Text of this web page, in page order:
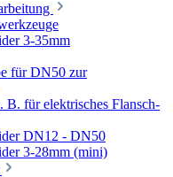
3-35mm
für DN50 zur
B. für elektrisches Flansch-
DN12 - DN50
3-28mm (mini)